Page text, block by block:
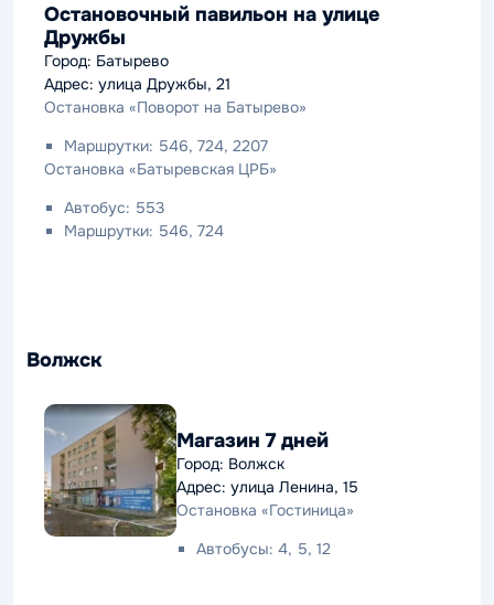
Остановочный павильон на улице
Дружбы
Город: Батырево
Адрес: улица Дружбы, 21
Остановка «Поворот на Батырево»
Маршрутки: 546, 724, 2207
Остановка «Батыревская ЦРБ»
Автобус: 553
Маршрутки: 546, 724
Волжск
Магазин 7 дней
Город: Волжск
Адрес: улица Ленина, 15
Остановка «Гостиница»
Автобусы: 4, 5, 12